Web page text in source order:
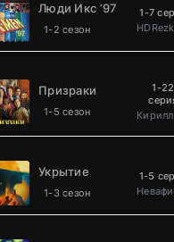
Люди Икс ’97
1-2 сезон
1-7
Призраки
1-5 сезон
1-22
Укрытие
1-3 сезон
1-5